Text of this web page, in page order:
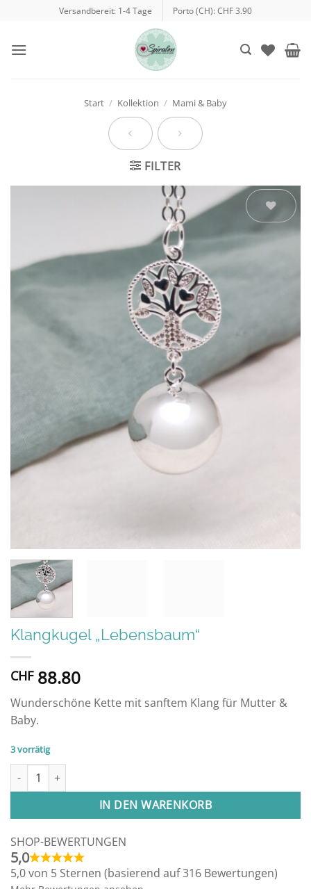
springen
Versandbereit: 1-4 Tage Porto (CH): CHF 3.90
Start / Kollektion / Mami & Baby
FILTER
Auf die
Wunschliste
Klangkugel „Lebensbaum“
CHF88.80
Wunderschöne Kette mit sanftem Klang für Mutter &
Baby.
3 vorrätig
Klangkugel "Lebensbaum" Menge
IN DEN WARENKORB
SHOP-BEWERTUNGEN
5,0
5,0 von 5 Sternen (basierend auf 316 Bewertungen)